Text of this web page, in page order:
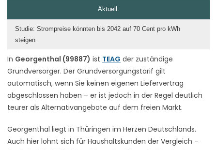
In Georgenthal (99887) ist TEAG der zuständige
Grundversorger. Der Grundversorgungstarif gilt
automatisch, wenn Sie keinen eigenen Liefervertrag
abgeschlossen haben – er ist jedoch in der Regel deutlich
teurer als Alternativangebote auf dem freien Markt.
Georgenthal liegt in Thüringen im Herzen Deutschlands.
Auch hier lohnt sich für Haushaltskunden der Vergleich –
Aktuell:
Studie: Strompreise könnten bis 2042 auf 70 Cent pro kWh
steigen